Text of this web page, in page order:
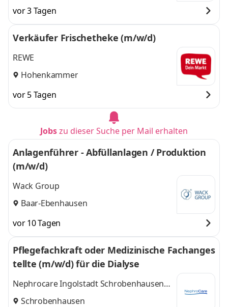
vor 3 Tagen
Verkäufer Frischetheke (m/w/d)
REWE
Hohenkammer
vor 5 Tagen
Jobszu dieser Suche per Mail erhalten
Anlagenführer - Abfüllanlagen / Produktion
(m/w/d)
Wack Group
Baar-Ebenhausen
vor 10 Tagen
Pflegefachkraft oder Medizinische Fachanges
tellte (m/w/d) für die Dialyse
Nephrocare Ingolstadt Schrobenhausen
GmbH
Schrobenhausen